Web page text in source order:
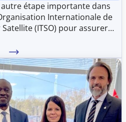
étape importante dans
Internationale de
(ITSO) pour assurer
aient un accès non-
avancés de
sur une base globale et
mondial de
la Mme Renata Brazil-David
Générale de l’ITSO,
de quatre ans s’étendant